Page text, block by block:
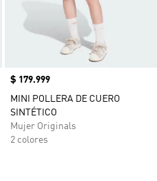
Precio
$ 179.999
MINI POLLERA DE CUERO
SINTÉTICO
Mujer Originals
2 colores